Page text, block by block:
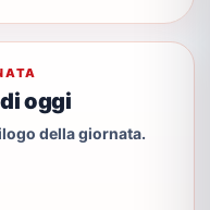
oggi
della giornata.